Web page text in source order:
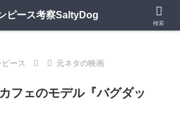
ースの歴史・神話・キャラモデルを深掘り考察
ピース 元ネタの映画
フェのモデル『バグダッ
ピース考察SaltyDog
検索